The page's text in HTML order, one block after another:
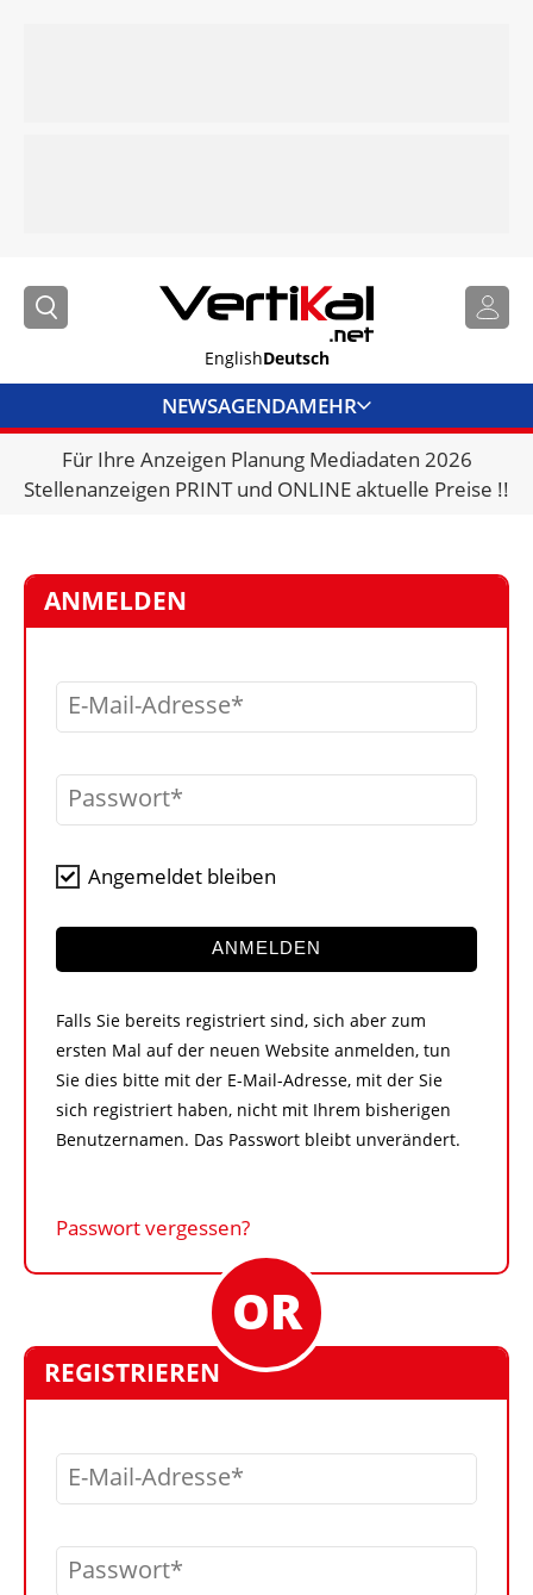
EnglishDeutsch
NEWSAGENDAMEHR
BRANCHENLINKS
VERMIETER
VIDEOS
BIBLIOTHEK
KRAN & BÜHNE
KONTAKT
Für Ihre Anzeigen Planung Mediadaten 2026
Stellenanzeigen PRINT und ONLINE aktuelle Preise !!
ANMELDEN
E-Mail-Adresse
Passwort
Angemeldet bleiben
ANMELDEN
Falls Sie bereits registriert sind, sich aber zum
ersten Mal auf der neuen Website anmelden, tun
Sie dies bitte mit der E-Mail-Adresse, mit der Sie
sich registriert haben, nicht mit Ihrem bisherigen
Benutzernamen. Das Passwort bleibt unverändert.
Passwort vergessen?
REGISTRIEREN
E-Mail-Adresse
Passwort